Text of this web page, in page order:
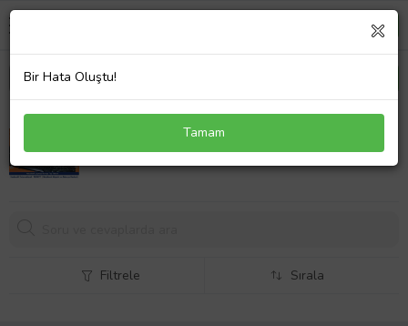
9J.N5982.80T Klavye Türkçe Siyah Parlak
1026,07 TL
Filtrele Sırala
Bir Hata Oluştu!
Tamam